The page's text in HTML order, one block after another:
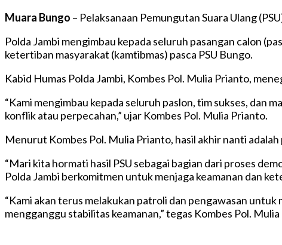
Muara Bungo – Pelaksanaan Pemungutan Suara Ulang
Polda Jambi mengimbau kepada seluruh pasangan calon
ketertiban masyarakat (kamtibmas) pasca PSU Bungo.
Kabid Humas Polda Jambi, Kombes Pol. Mulia Prianto,
“Kami mengimbau kepada seluruh paslon, tim sukses, dan
konflik atau perpecahan,” ujar Kombes Pol. Mulia Prianto.
Menurut Kombes Pol. Mulia Prianto, hasil akhir nanti
“Mari kita hormati hasil PSU sebagai bagian dari proses
Polda Jambi berkomitmen untuk menjaga keamanan dan
“Kami akan terus melakukan patroli dan pengawasan
mengganggu stabilitas keamanan,” tegas Kombes Pol.